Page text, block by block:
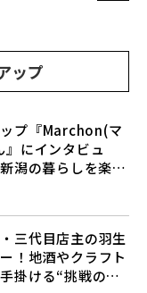
ップ
ップ『Marchon(マ
にインタビュ
潟の暮らしを楽し
三代目店主の羽生
！地酒やクラフト
掛ける“挑戦の歴